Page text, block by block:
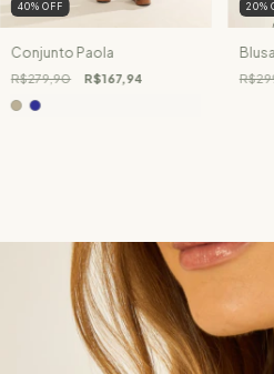
40% OFF
Conjunto Paola
R$279,90 R$167,94
20%